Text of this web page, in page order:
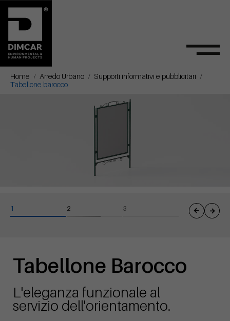
Home Arredo Urbano
Supporti informativi e pubblicitari
Tabellone barocco
Tabellone Barocco
L'eleganza funzionale al
servizio dell'orientamento.